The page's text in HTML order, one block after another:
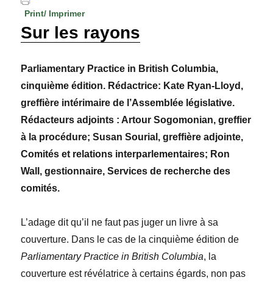
Print/ Imprimer
Sur les rayons
Parliamentary Practice in British Columbia,
cinquième édition. Rédactrice: Kate Ryan-Lloyd,
greffière intérimaire de l’Assemblée législative.
Rédacteurs adjoints : Artour Sogomonian, greffier
à la procédure; Susan Sourial, greffière adjointe,
Comités et relations interparlementaires; Ron
Wall, gestionnaire, Services de recherche des
comités.
L’adage dit qu’il ne faut pas juger un livre à sa
couverture. Dans le cas de la cinquième édition de
Parliamentary Practice in British Columbia, la
couverture est révélatrice à certains égards, non pas